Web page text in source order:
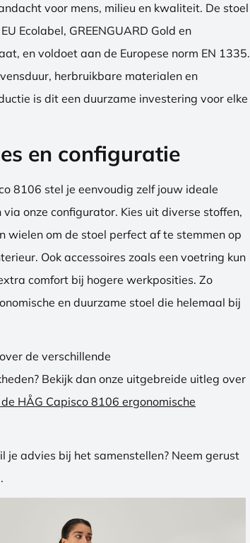
voor mens, milieu en kwaliteit. De stoel
Ecolabel, GREENGUARD Gold en
en voldoet aan de Europese norm EN 1335.
herbruikbare materialen en
is dit een duurzame investering voor elke
en configuratie
8106 stel je eenvoudig zelf jouw ideale
onze configurator. Kies uit diverse stoffen,
wielen om de stoel perfect af te stemmen op
Ook accessoires zoals een voetring kun
comfort bij hogere werkposities. Zo
en duurzame stoel die helemaal bij
de verschillende
Bekijk dan onze uitgebreide uitleg over
HÅG Capisco 8106 ergonomische
je advies bij het samenstellen? Neem gerust